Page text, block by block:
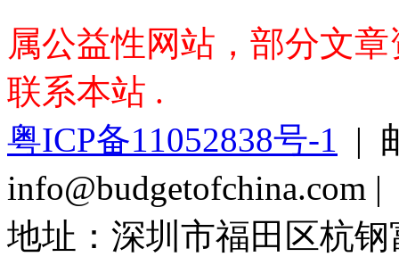
属公益性网站，部分文
联系本站 .
粤ICP备11052838号-1 |
info@budgetofchina.com
地址：深圳市福田区杭钢